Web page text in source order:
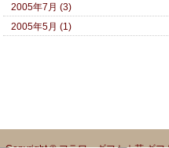
2005年7月 (3)
2005年5月 (1)